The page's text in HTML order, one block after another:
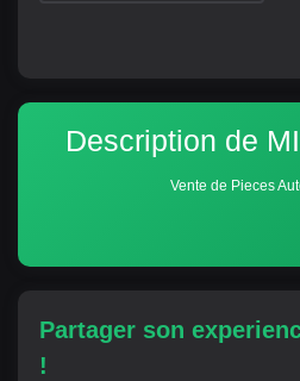
Description de
Vente de Pieces
Partager son
!